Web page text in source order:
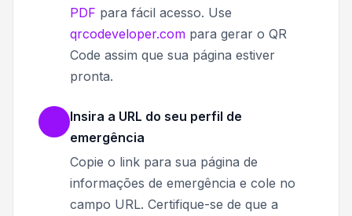
PDF para fácil acesso. Use
qrcodeveloper.com para gerar o QR
Code assim que sua página estiver
pronta.
Insira a URL do seu perfil de
emergência
Copie o link para sua página de
informações de emergência e cole no
campo URL. Certifique-se de que a